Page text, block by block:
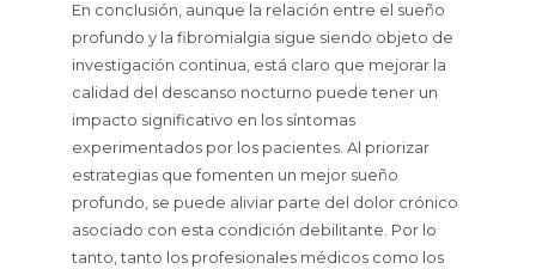
En conclusión, aunque la relación entre el sueño
profundo y la fibromialgia sigue siendo objeto de
investigación continua, está claro que mejorar la
calidad del descanso nocturno puede tener un
impacto significativo en los síntomas
experimentados por los pacientes. Al priorizar
estrategias que fomenten un mejor sueño
profundo, se puede aliviar parte del dolor crónico
asociado con esta condición debilitante. Por lo
tanto, tanto los profesionales médicos como los